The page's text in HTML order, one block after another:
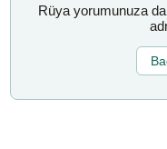
Rüya yorumunuza